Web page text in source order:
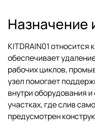
Назначение
KITDRAIN01
обеспечивает
рабочих циклов,
узел помогает
внутри оборудования
участках, где слив
предусмотрен